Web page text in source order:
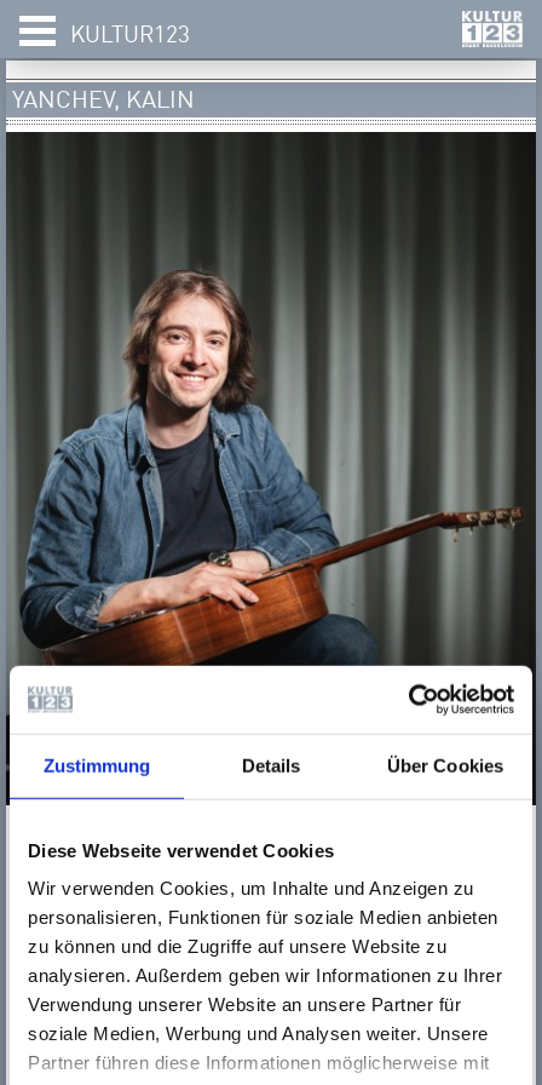
Zustimmung Details Über Cookies
Diese Webseite verwendet Cookies
Wir verwenden Cookies, um Inhalte und Anzeigen zu
personalisieren, Funktionen für soziale Medien anbieten
zu können und die Zugriffe auf unsere Website zu
analysieren. Außerdem geben wir Informationen zu Ihrer
Verwendung unserer Website an unsere Partner für
soziale Medien, Werbung und Analysen weiter. Unsere
Partner führen diese Informationen möglicherweise mit
KULTUR123
YANCHEV, KALIN
Musikschule Rüsselsheim.
Er selbst wurde bereits seit seiner frühen Kindheit an Musik
herangeführt. Bis zu seinem 18. Lebensjahr besuchte er das
Musikgymnasium „Dobrin Petkov“ in Plovdiv (Bulgarien) und
hatte zu diesem Zeitpunkt bereits zahlreiche Wettbewerbe
gewonnen. Es folgte ein Diplom- und Aufbaustudium an der
Akademie für Tonkunst in Darmstadt in der Klasse von Prof.
Olaf Van Gonnissen. 2015 nahm Kalin Yanchev zudem ein
Masterstudium an der Hochschule für Musik und
darstellende Kunst in Frankfurt in der Klasse von Prof.